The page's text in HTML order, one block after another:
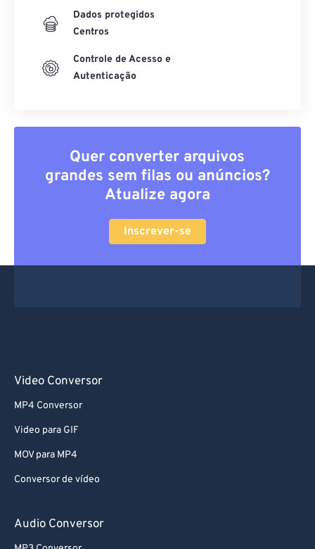
Dados protegidos
Centros
Controle de Acesso e
Autenticação
Quer converter arquivos
grandes sem filas ou anúncios?
Atualize agora
Inscrever-se
Video Conversor
MP4 Conversor
Video para GIF
MOV para MP4
Conversor de vídeo
Audio Conversor